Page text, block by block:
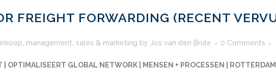
FREIGHT FORWARDING (RECENT
management sales & marketing by Jos van den Brule 0 Comments
OPTIMALISEERT GLOBAL NETWORK | MENSEN + PROCESSEN |